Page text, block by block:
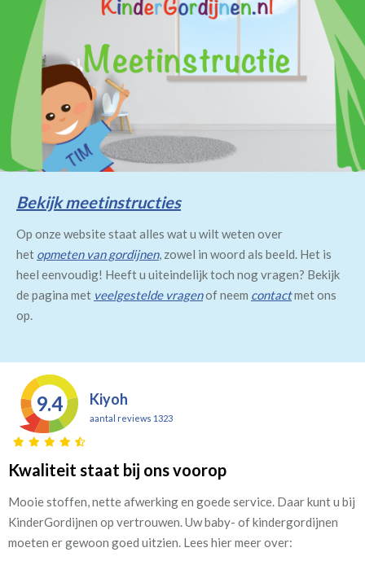
Bekijk meetinstructies
Op onze website staat alles wat u wilt weten over
het opmeten van gordijnen, zowel in woord als beeld. Het is
heel eenvoudig! Heeft u uiteindelijk toch nog vragen? Bekijk
de pagina met veelgestelde vragenof neem contactmet ons
op.
9.4 Kiyoh
aantal reviews 1323
Kwaliteit staat bij ons voorop
Mooie stoffen, nette afwerking en goede service. Daar kunt u bij
KinderGordijnen op vertrouwen. Uw baby- of kindergordijnen
moeten er gewoon goed uitzien. Lees hier meer over: